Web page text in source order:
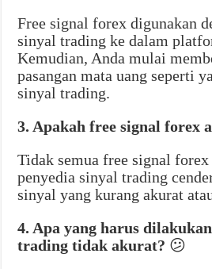
Free signal forex digunakan
sinyal trading ke dalam
Kemudian, Anda mulai
pasangan mata uang seperti
sinyal trading.
3. Apakah free signal forex
Tidak semua free signal forex
penyedia sinyal trading
sinyal yang kurang akurat
4. Apa yang harus
trading tidak akurat? 😕